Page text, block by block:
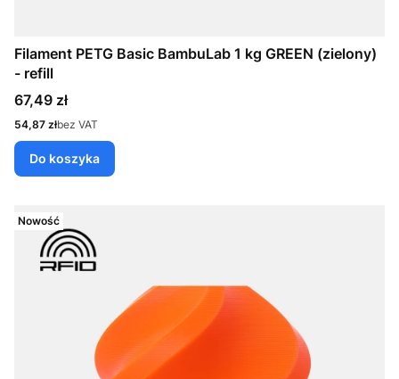
Filament PETG Basic BambuLab 1 kg GREEN (zielony)
- refill
Cena
67,49 zł
Cena
54,87 złbez VAT
Do koszyka
Nowość